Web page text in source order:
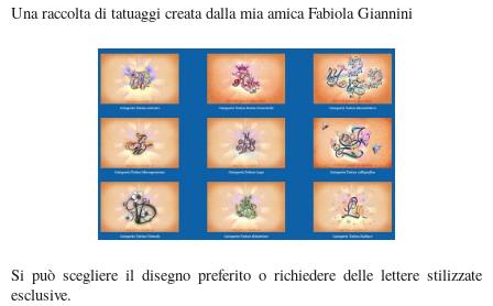
Una raccolta di tatuaggi creata dalla mia amica Fabiola Giannini
Si può scegliere il disegno preferito o richiedere delle lettere stilizzate
esclusive.